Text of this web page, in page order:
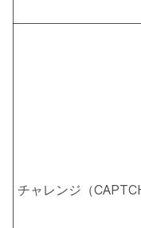
チャレンジ（